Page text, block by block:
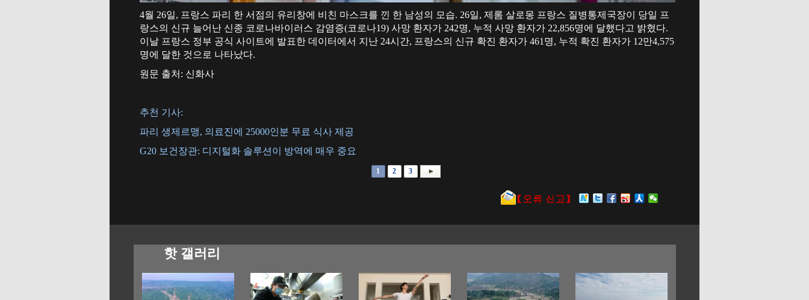
4월 26일, 프랑스 파리 한 서점의 유리창에 비친 마스크를 낀 한 남성의 모습. 26일, 제롬 살로몽 프랑스 질병통제국장이 당일 프
랑스의 신규 늘어난 신종 코로나바이러스 감염증(코로나19) 사망 환자가 242명, 누적 사망 환자가 22,856명에 달했다고 밝혔다.
이날 프랑스 정부 공식 사이트에 발표한 데이터에서 지난 24시간, 프랑스의 신규 확진 환자가 461명, 누적 확진 환자가 12만4,575
명에 달한 것으로 나타났다.
원문 출처: 신화사
추천 기사:
파리 생제르맹, 의료진에 25000인분 무료 식사 제공
G20 보건장관: 디지털화 솔루션이 방역에 매우 중요
1 2 3
핫 갤러리